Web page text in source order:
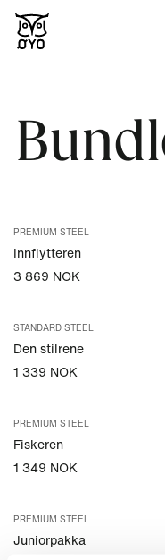
PREMIUM STEEL
Innflytteren
3 869 NOK
STANDARD STEEL
Den stilrene
1 339 NOK
PREMIUM STEEL
Fiskeren
1 349 NOK
PREMIUM STEEL
Juniorpakka